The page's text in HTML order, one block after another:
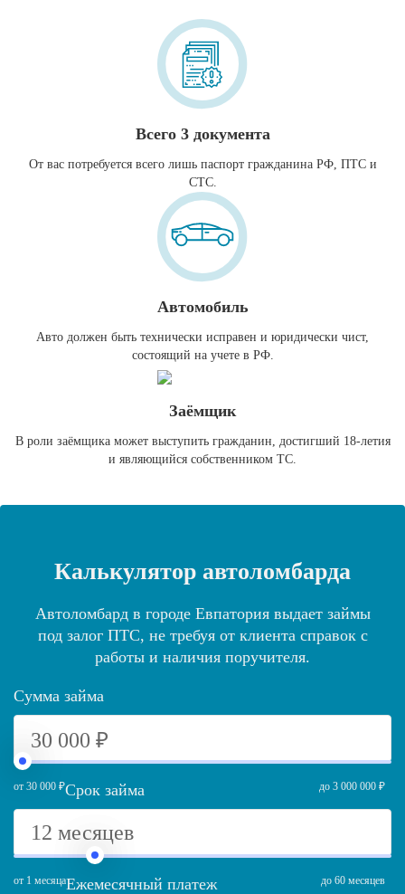
Всего 3 документа
От вас потребуется всего лишь паспорт гражданина РФ, ПТС и
СТС.
Автомобиль
Авто должен быть технически исправен и юридически чист,
состоящий на учете в РФ.
Заёмщик
В роли заёмщика может выступить гражданин, достигший 18-летия
и являющийся собственником ТС.
Калькулятор автоломбарда
Автоломбард в городе Евпатория выдает займы
под залог ПТС, не требуя от клиента справок с
работы и наличия поручителя.
Сумма займа
от 30 000 ₽ до 3 000 000 ₽
Срок займа
от 1 месяца до 60 месяцев
Ежемесячный платеж